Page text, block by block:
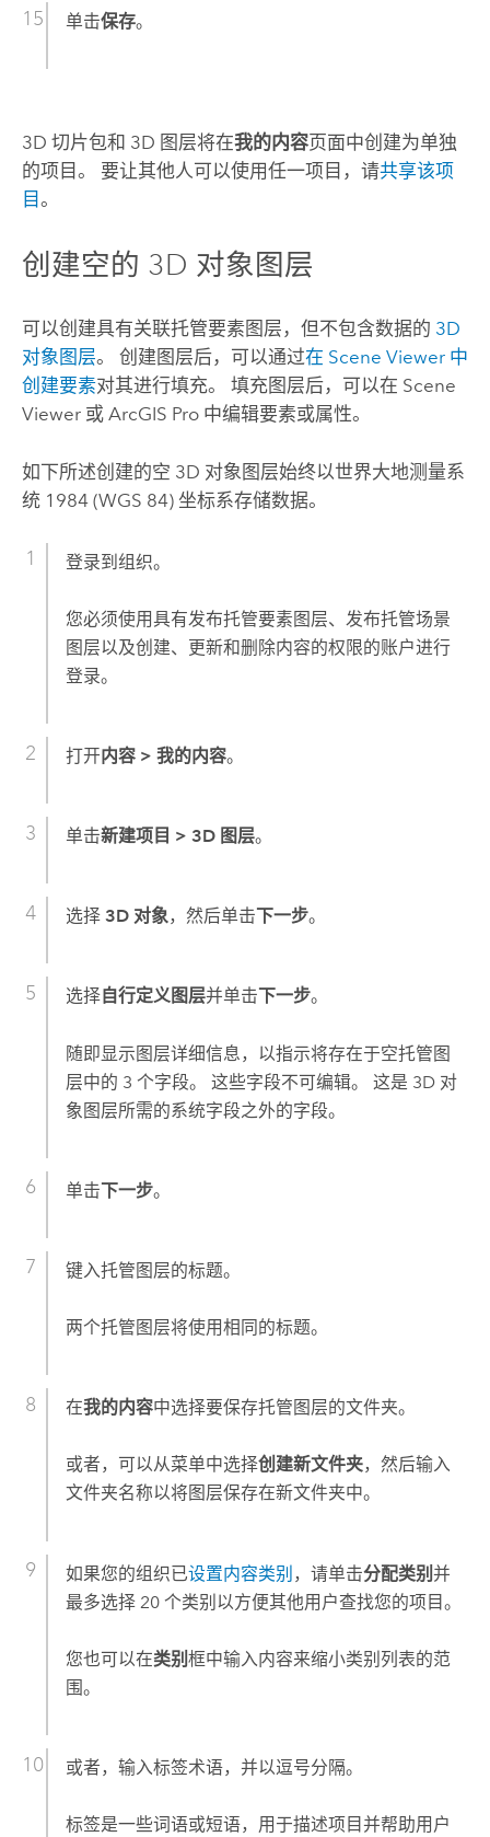
单击保存。
3D 切片包和 3D 图层将在我的内容页面中创建为单独
的项目。 要让其他人可以使用任一项目，请共享该项
目 。
创建空的 3D 对象图层
可以创建具有关联托管要素图层，但不包含数据的 3D
对象图层。 创建图层后，可以通过在 Scene Viewer中
创建要素对其进行填充。 填充图层后，可以在 Scene
Viewer或 ArcGIS Pro中编辑要素或属性。
如下所述创建的空 3D 对象图层始终以世界大地测量系
统 1984 (WGS 84) 坐标系存储数据。
登录到组织。
您必须使用具有发布托管要素图层、发布托管场景
图层以及创建、更新和删除内容的权限的账户进行
登录。
打开内容 > 我的内容。
单击新建项目 > 3D 图层。
选择 3D 对象，然后单击下一步。
选择自行定义图层并单击下一步。
随即显示图层详细信息，以指示将存在于空托管图
层中的 3 个字段。 这些字段不可编辑。 这是 3D 对
象图层所需的系统字段之外的字段。
单击下一步。
键入托管图层的标题。
两个托管图层将使用相同的标题。
在我的内容中选择要保存托管图层的文件夹。
或者，可以从菜单中选择创建新文件夹，然后输入
文件夹名称以将图层保存在新文件夹中。
如果您的组织已设置内容类别 ，请单击分配类别 并
最多选择 20 个类别以方便其他用户查找您的项目。
您也可以在类别 框中输入内容来缩小类别列表的范
围。
或者，输入标签术语，并以逗号分隔。
标签是一些词语或短语，用于描述项目并帮助用户